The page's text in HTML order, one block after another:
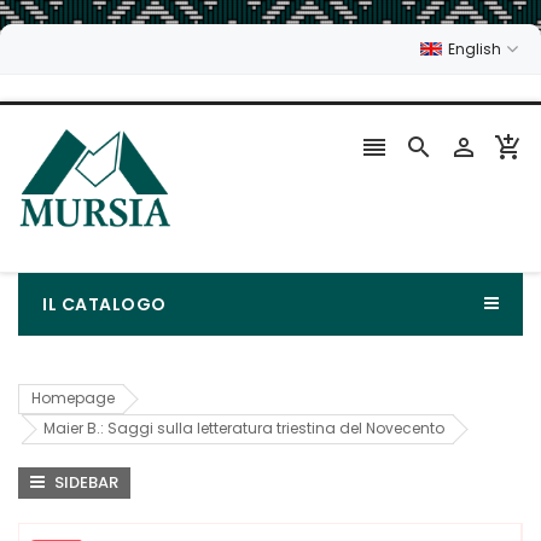
English
   
IL CATALOGO
Homepage
Maier B.: Saggi sulla letteratura triestina del Novecento
SIDEBAR